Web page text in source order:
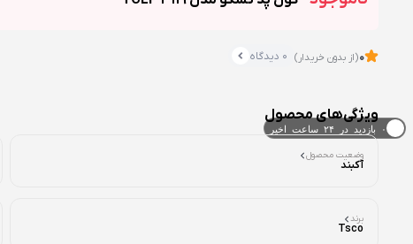
۰ خریدار در ۱ ماه اخیر
0(از بدون خریدار) 0 دیدگاه
ویژگی‌های محصول
وضعیت محصول
آکبند
برند
Tsco